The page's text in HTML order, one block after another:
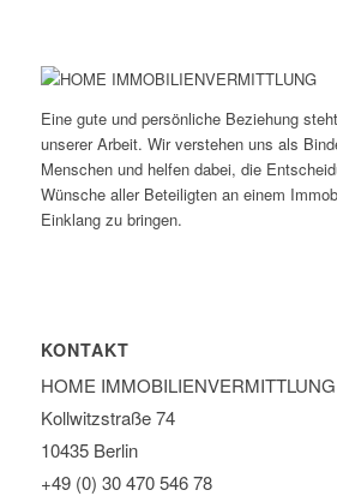
Eine gute und persönliche Beziehung
unserer Arbeit. Wir verstehen uns als
Menschen und helfen dabei, die
Wünsche aller Beteiligten an einem
Einklang zu bringen.
KONTAKT
HOME
Kollwitzstraße 74
10435 Berlin
+49 (0) 30 470 546 78